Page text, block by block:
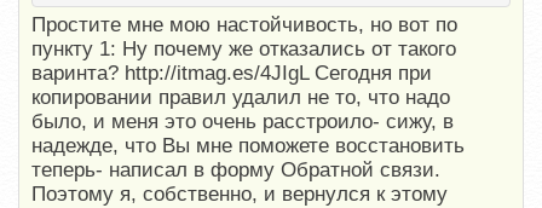
Простите мне мою настойчивость, но вот по
пункту 1: Ну почему же отказались от такого
варинта? http://itmag.es/4JIgL Сегодня при
копировании правил удалил не то, что надо
было, и меня это очень расстроило- сижу, в
надежде, что Вы мне поможете восстановить
теперь- написал в форму Обратной связи.
Поэтому я, собственно, и вернулся к этому